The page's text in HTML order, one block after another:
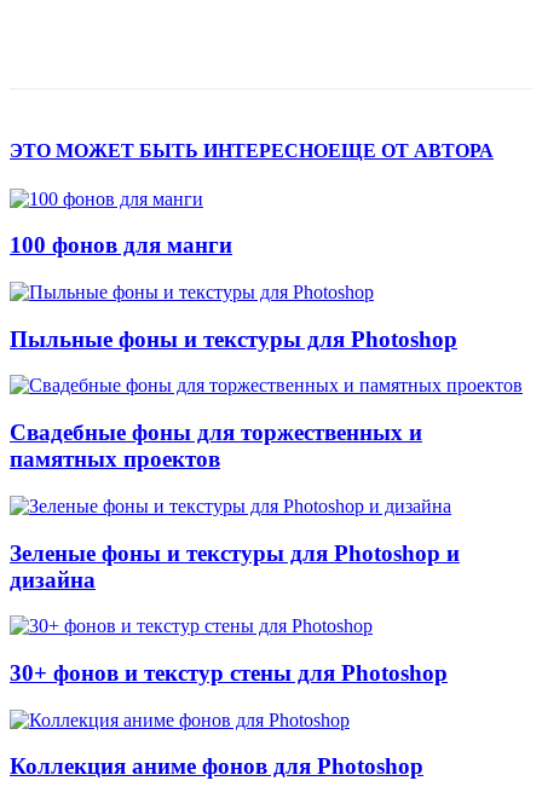
ЭТО МОЖЕТ БЫТЬ ИНТЕРЕСНОЕЩЕ ОТ АВТОРА
100 фонов для манги
Пыльные фоны и текстуры для Photoshop
Свадебные фоны для торжественных и
памятных проектов
Зеленые фоны и текстуры для Photoshop и
дизайна
30+ фонов и текстур стены для Photoshop
Коллекция аниме фонов для Photoshop